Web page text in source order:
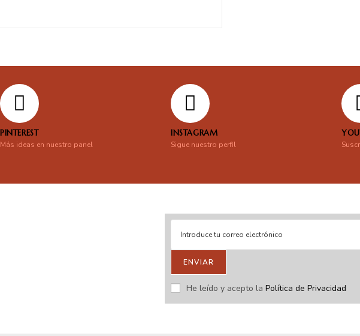
PINTEREST
Más ideas en nuestro panel
INSTAGRAM
Sigue nuestro perfil
ENVIAR
He leído y acepto la Política de Privacidad